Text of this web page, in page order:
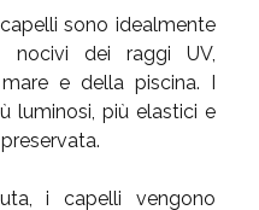
sono idealmente
dei raggi UV,
e della piscina. I
luminosi, più elastici e
i capelli vengono